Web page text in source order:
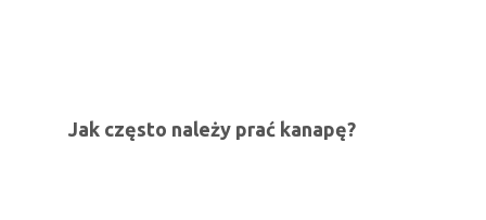
Jak często należy prać kanapę?